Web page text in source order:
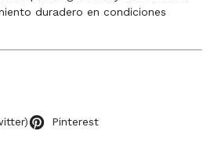
duradero en condiciones
Pinterest